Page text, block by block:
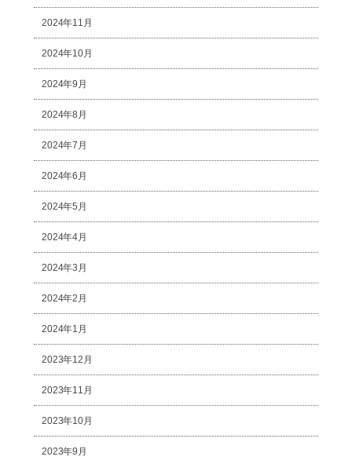
2024年11月
2024年10月
2024年9月
2024年8月
2024年7月
2024年6月
2024年5月
2024年4月
2024年3月
2024年2月
2024年1月
2023年12月
2023年11月
2023年10月
2023年9月